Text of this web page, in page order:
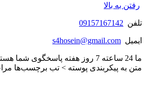
رفتن به بالا
تلفن 09157167142
ایمیل s4hosein@gmail.com
ما 24 ساعته 7 روز هفته پاسخگوی
متن به پیکربندی پوسته > تب برچسب‌ها